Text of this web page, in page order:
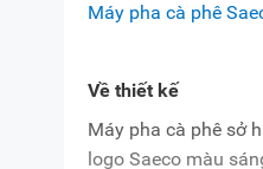
Máy pha cà phê
Về thiết kế
Máy pha cà phê sở
logo Saeco màu